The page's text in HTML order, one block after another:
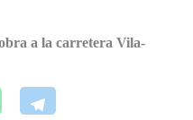
a la carretera Vila-